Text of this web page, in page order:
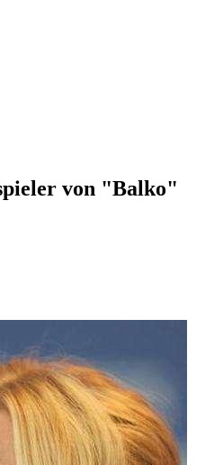
von "Balko"